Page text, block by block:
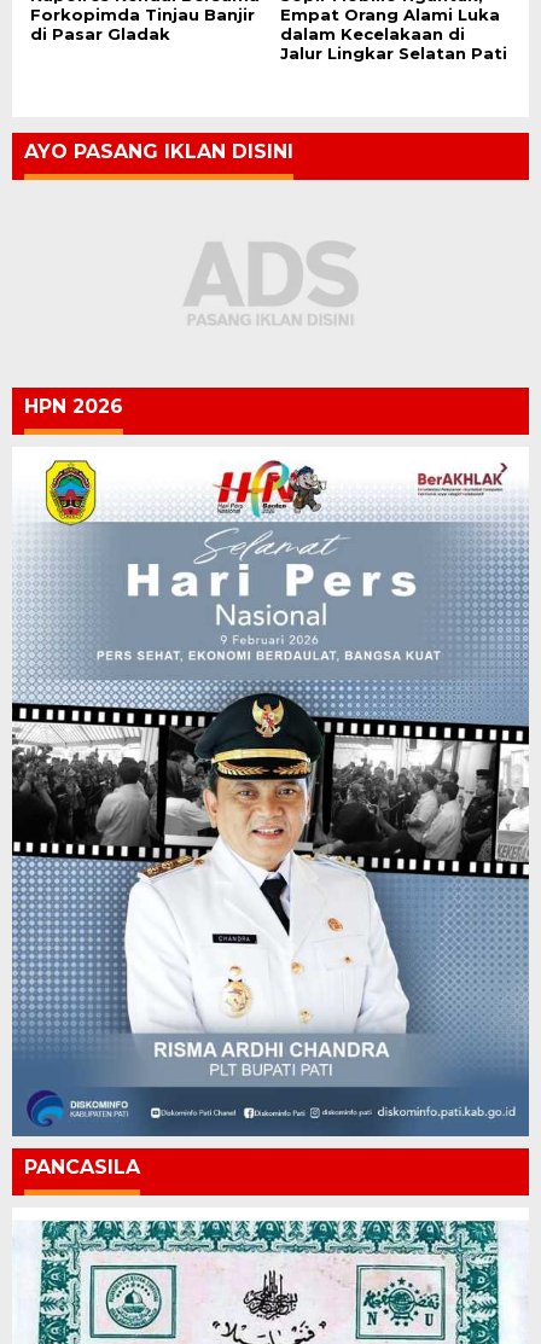
Forkopimda Tinjau Banjir
di Pasar Gladak
Empat Orang Alami Luka
dalam Kecelakaan di
Jalur Lingkar Selatan Pati
AYO PASANG IKLAN DISINI
HPN 2026
PANCASILA